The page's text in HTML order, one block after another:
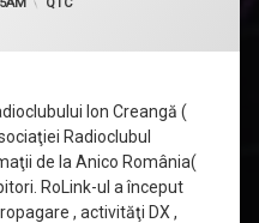
Ion Creangă (
Radioclubul
de la Anico România(
RoLink-ul a început
, activităţi DX ,